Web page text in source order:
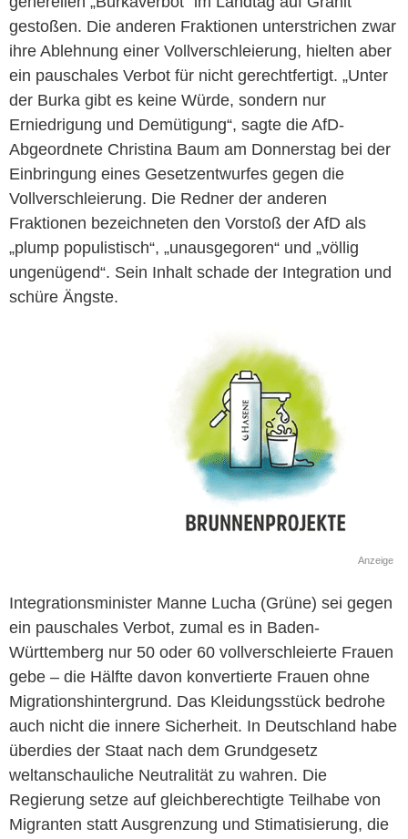
gestoßen. Die anderen Fraktionen unterstrichen zwar
ihre Ablehnung einer Vollverschleierung, hielten aber
ein pauschales Verbot für nicht gerechtfertigt. „Unter
der Burka gibt es keine Würde, sondern nur
Erniedrigung und Demütigung“, sagte die AfD-
Abgeordnete Christina Baum am Donnerstag bei der
Einbringung eines Gesetzentwurfes gegen die
Vollverschleierung. Die Redner der anderen
Fraktionen bezeichneten den Vorstoß der AfD als
„plump populistisch“, „unausgegoren“ und „völlig
ungenügend“. Sein Inhalt schade der Integration und
schüre Ängste.
Anzeige
Integrationsminister Manne Lucha (Grüne) sei gegen
ein pauschales Verbot, zumal es in Baden-
Württemberg nur 50 oder 60 vollverschleierte Frauen
gebe – die Hälfte davon konvertierte Frauen ohne
Migrationshintergrund. Das Kleidungsstück bedrohe
auch nicht die innere Sicherheit. In Deutschland habe
überdies der Staat nach dem Grundgesetz
weltanschauliche Neutralität zu wahren. Die
Regierung setze auf gleichberechtigte Teilhabe von
Migranten statt Ausgrenzung und Stimatisierung, die